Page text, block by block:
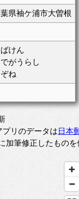
県袖ケ浦市大曽根
けん
がうらし
ね
リのデータは日本
加筆修正したものを